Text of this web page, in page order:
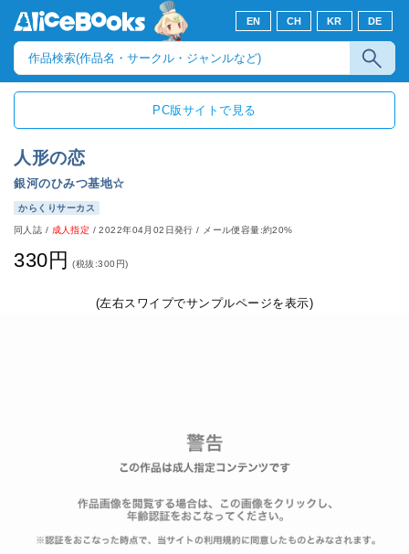
EN CH KR DE
PC版サイトで見る
人形の恋
銀河のひみつ基地☆
からくりサーカス
同人誌 / 成人指定 /2022年04月02日発行 / メール便容量:約20%
330円 (税抜:300円)
(左右スワイプでサンプルページを表示)